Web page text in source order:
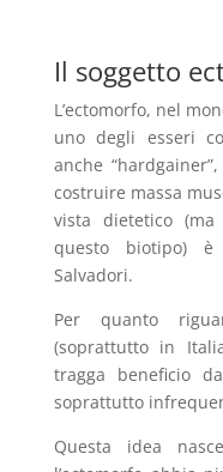
Il soggetto
L’ectomorfo, nel
uno degli esseri
anche
costruire massa
vista dietetico
questo biotipo)
Salvadori.
Per quanto
(soprattutto in
tragga beneficio
soprattutto
Questa idea